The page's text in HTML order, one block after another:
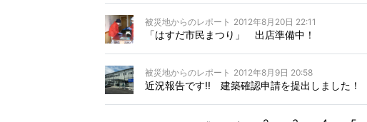
被災地からのレポート 2012年8月20日 22:11
「はすだ市民まつり」 出店準備中！
被災地からのレポート 2012年8月9日 20:58
近況報告です!! 建築確認申請を提出しました！